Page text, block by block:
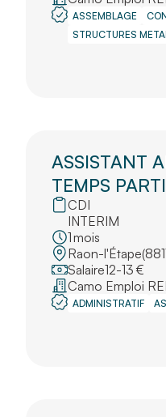
ASSEMBLAGE
STRUCTURES
ASSISTANT
TEMPS
CDI
INTERIM
1mois
Raon-l'Étape(
Salaire12-13 €
Camo Emploi
ADMINISTRATIF